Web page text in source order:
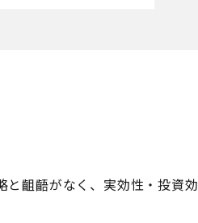
齟齬がなく、実効性・投資効